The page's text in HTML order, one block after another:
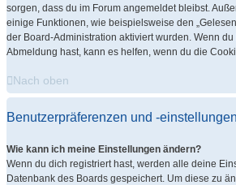
sorgen, dass du im Forum angemeldet bleibst.
einige Funktionen, wie beispielsweise den
der Board-Administration aktiviert wurden. Wenn
Abmeldung hast, kann es helfen, wenn du die
Nach oben
Benutzerpräferenzen und -einstellungen
Wie kann ich meine Einstellungen ändern?
Wenn du dich registriert hast, werden alle deine
Datenbank des Boards gespeichert. Um diese zu